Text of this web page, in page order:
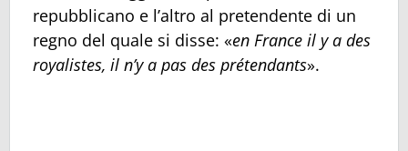
repubblicano e l’altro al pretendente di un
regno del quale si disse: «en France il y a des
royalistes, il n’y a pas des prétendants».